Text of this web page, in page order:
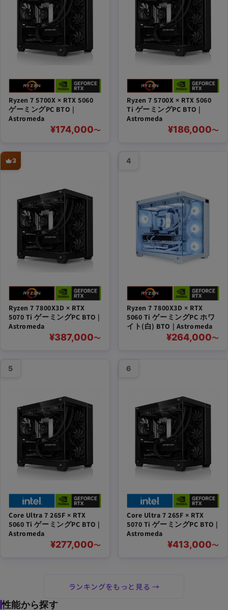
Ryzen 7 5700X × RTX 5060
ゲーミングPC BTO |
Astromeda
¥174,000〜
Ryzen 7 5700X × RTX 5060
Ti ゲーミングPC BTO |
Astromeda
¥186,000〜
3
Ryzen 7 7800X3D × RTX
5070 Ti ゲーミングPC BTO |
Astromeda
¥387,000〜
4
Ryzen 7 7800X3D × RTX
5060 Ti ゲーミングPC ホワ
イト(白) BTO | Astromeda
¥264,000〜
5
Core Ultra 7 265F × RTX
5060 Ti ゲーミングPC BTO |
Astromeda
¥277,000〜
6
Core Ultra 7 265F × RTX
5070 Ti ゲーミングPC BTO |
Astromeda
¥413,000〜
ランキングをもっと見る →
性能から探す